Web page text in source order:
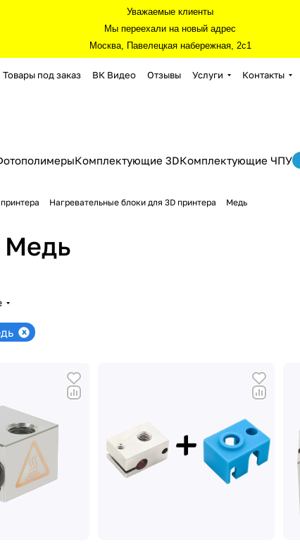
Уважаемые клиенты
Мы переехали на новый адрес
Москва, Павелецкая набережная, 2с1
Товары под заказ ВК Видео Отзывы Услуги Контакты
Комплектующие 3DКомплектующие ЧПУ
Нагревательные блоки для 3D принтера Медь
Медь